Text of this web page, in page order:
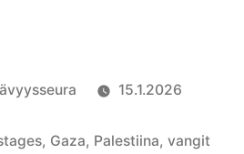
15.1.2026
, Gaza, Palestiina, vangit